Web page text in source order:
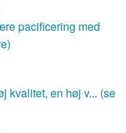
pacificering med
kvalitet, en høj v... (se